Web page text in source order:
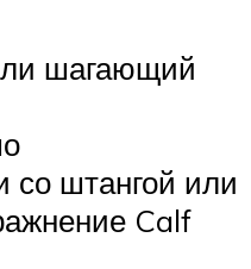
шагающий
со штангой или
Calf